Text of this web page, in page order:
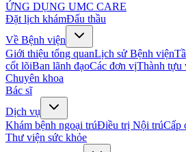
ỨNG DỤNG UMC CARE
Đặt lịch khámĐấu thầu
Về Bệnh viện
Giới thiệu tổng quanLịch sử Bệnh viện
cốt lõiBan lãnh đạoCác đơn vịThành tựu
Chuyên khoa
Bác sĩ
Dịch vụ
Khám bệnh ngoại trúĐiều trị Nội trúCấp
Thư viện sức khỏe